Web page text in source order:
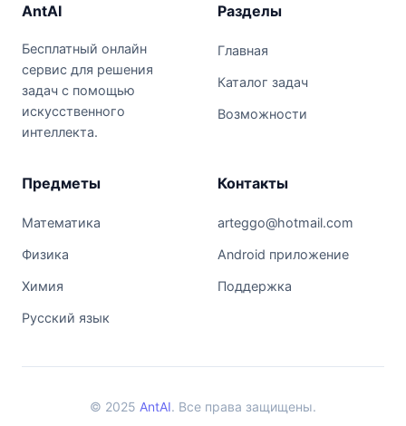
AntAI
Бесплатный онлайн
сервис для решения
задач с помощью
искусственного
интеллекта.
Разделы
Главная
Каталог задач
Возможности
Предметы
Математика
Физика
Химия
Русский язык
Контакты
arteggo@hotmail.com
Android приложение
Поддержка
© 2025 AntAI. Все права защищены.